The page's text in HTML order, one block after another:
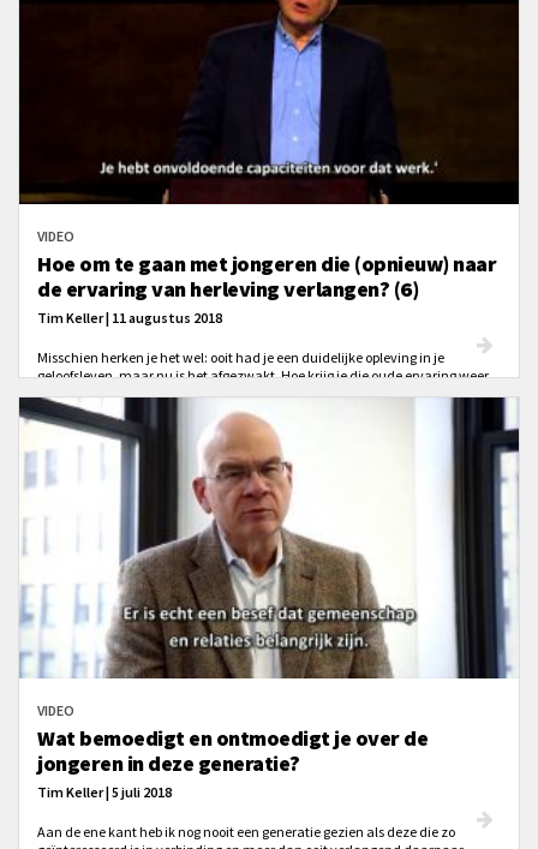
VIDEO
Hoe om te gaan met jongeren die (opnieuw) naar
de ervaring van herleving verlangen? (6)
Tim Keller | 11 augustus 2018
Misschien herken je het wel: ooit had je een duidelijke opleving in je
geloofsleven, maar nu is het afgezwakt. Hoe krijg je die oude ervaring weer
VIDEO
Wat bemoedigt en ontmoedigt je over de
jongeren in deze generatie?
Tim Keller | 5 juli 2018
Aan de ene kant heb ik nog nooit een generatie gezien als deze die zo